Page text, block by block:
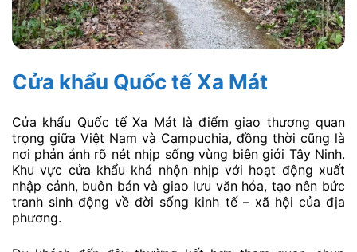
Cửa khẩu Quốc tế Xa Mát
Cửa khẩu Quốc tế Xa Mát là điểm giao thương quan
trọng giữa Việt Nam và Campuchia, đồng thời cũng là
nơi phản ánh rõ nét nhịp sống vùng biên giới Tây Ninh.
Khu vực cửa khẩu khá nhộn nhịp với hoạt động xuất
nhập cảnh, buôn bán và giao lưu văn hóa, tạo nên bức
tranh sinh động về đời sống kinh tế – xã hội của địa
phương.